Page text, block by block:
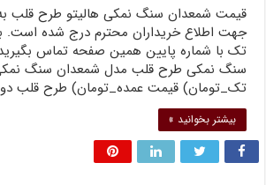
قیمت شمعدان سنگ نمکی هالیتو طرح قلب
جهت اطلاع خریداران محترم درج شده است.
تک با شماره پایین همین صفحه تماس
سنگ نمکی طرح قلب مدل شمعدان سنگ
تک_تومان) قیمت عمده_تومان) طرح قلب
بیشتر بخوانید »